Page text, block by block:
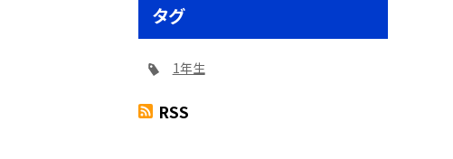
タグ
1年生
RSS